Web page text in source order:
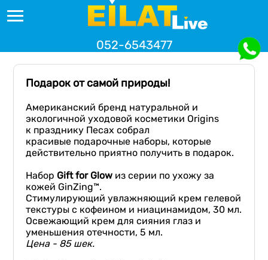
052-6543477
Подарок от самой природы!
Американский бренд натуральной и
экологичной уходовой косметики Origins
к празднику Песах собрал
красивые подарочные наборы, которые
действительно приятно получить в подарок.
Набор Gift for Glow из серии по ухожу за
кожей GinZing™.
Стимулирующий увлажняющий крем гелевой
текстуры с кофеином и ниацинамидом, 30 мл.
Освежающий крем для сияния глаз и
уменьшения отечности, 5 мл.
Цена - 85 шек.